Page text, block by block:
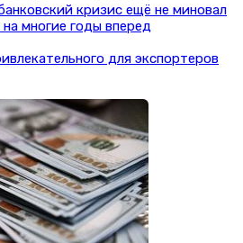
кризис ещё не миновал
многие годы вперед
для экспортеров